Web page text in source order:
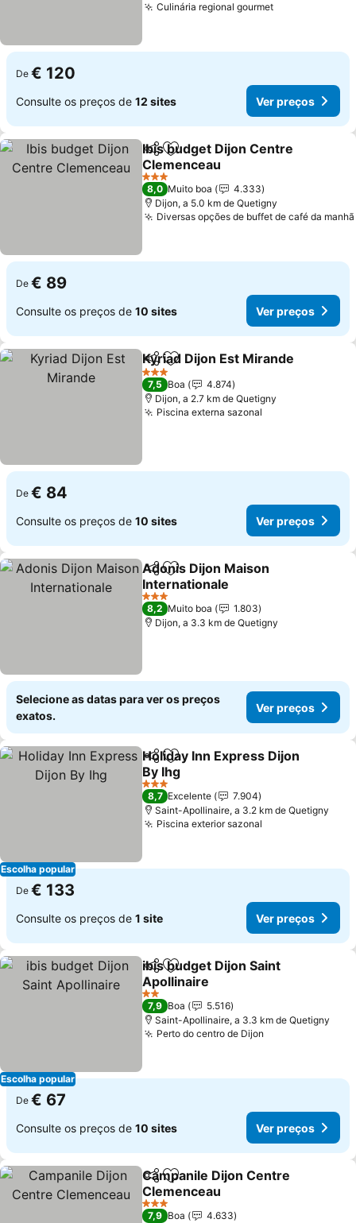
Culinária regional gourmet
De € 120
Consulte os preços de 12 sites Ver preços
PartilharAdicionar aos favoritos
Ibis budget Dijon Centre
Clemenceau
3 Estrelas
8,0 Muito boa
4.333
Dijon, a 5.0 km de Quetigny
Diversas opções de buffet de café da manhã
De € 89
Consulte os preços de 10 sites Ver preços
PartilharAdicionar aos favoritos
Kyriad Dijon Est Mirande
3 Estrelas
7,5 Boa
4.874
Dijon, a 2.7 km de Quetigny
Piscina externa sazonal
De € 84
Consulte os preços de 10 sites Ver preços
PartilharAdicionar aos favoritos
Adonis Dijon Maison
Internationale
3 Estrelas
8,2 Muito boa
1.803
Dijon, a 3.3 km de Quetigny
Selecione as datas para ver os preços
exatos.
Ver preços
Escolha popular
PartilharAdicionar aos favoritos
Holiday Inn Express Dijon
By Ihg
3 Estrelas
8,7 Excelente
7.904
Saint-Apollinaire, a 3.2 km de Quetigny
Piscina exterior sazonal
De € 133
Consulte os preços de 1 site Ver preços
Escolha popular
PartilharAdicionar aos favoritos
ibis budget Dijon Saint
Apollinaire
2 Estrelas
7,9 Boa
5.516
Saint-Apollinaire, a 3.3 km de Quetigny
Perto do centro de Dijon
De € 67
Consulte os preços de 10 sites Ver preços
PartilharAdicionar aos favoritos
Campanile Dijon Centre
Clemenceau
3 Estrelas
7,9 Boa 4.633